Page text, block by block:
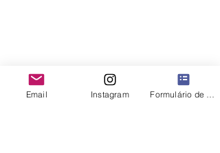
Email Instagram